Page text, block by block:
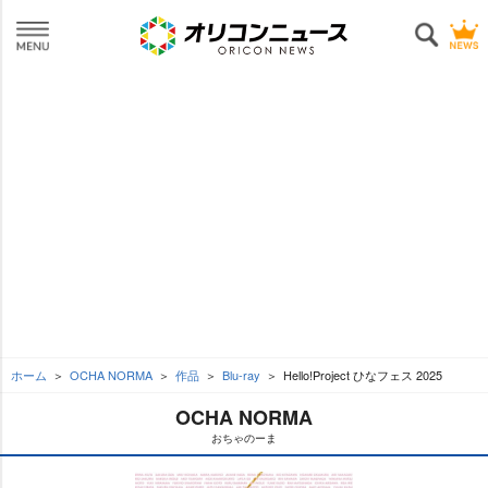
ホーム OCHA NORMA 作品 Blu-ray Hello!Project ひなフェス 2025
OCHA NORMA
おちゃのーま